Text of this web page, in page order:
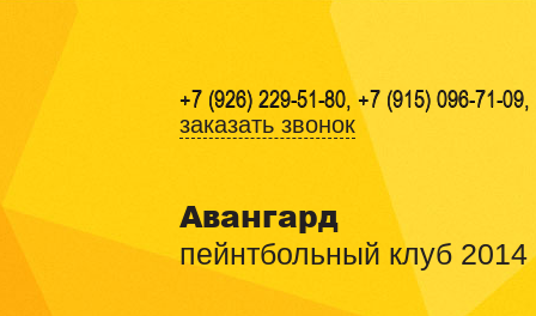
+7 (926) 229-51-80, +7 (915) 096-71-
заказать звонок
Авангард
пейнтбольный клуб 2014